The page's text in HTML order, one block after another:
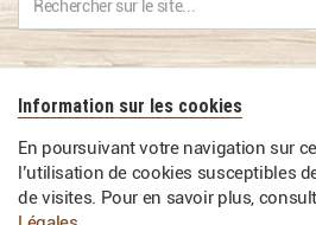
© 2026-ICCINFORMATIQUE
Mentions Légales
Information sur les cookies
En poursuivant votre navigation sur
l’utilisation de cookies susceptibles
de visites. Pour en savoir plus,